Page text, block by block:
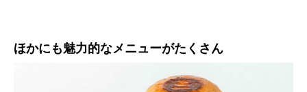
ほかにも魅力的なメニューがたくさん